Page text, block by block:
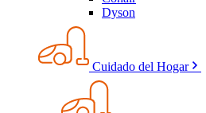
Dyson
Cuidado del Hogar